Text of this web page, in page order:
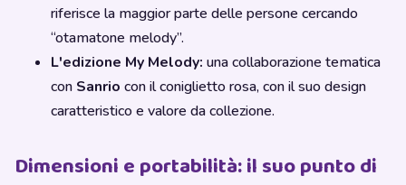
riferisce la maggior parte delle persone cercando
“otamatone melody”.
L'edizione My Melody: una collaborazione tematica
con Sanrio con il coniglietto rosa, con il suo design
caratteristico e valore da collezione.
Dimensioni e portabilità: il suo punto di